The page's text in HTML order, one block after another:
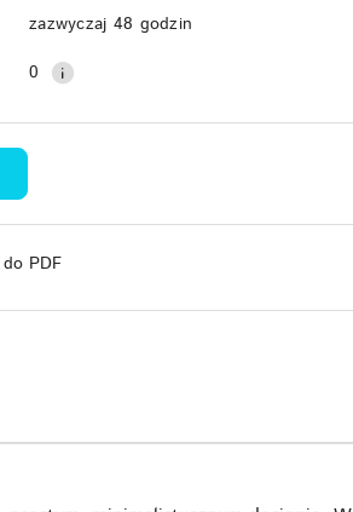
zazwyczaj 48 godzin
0
PDF